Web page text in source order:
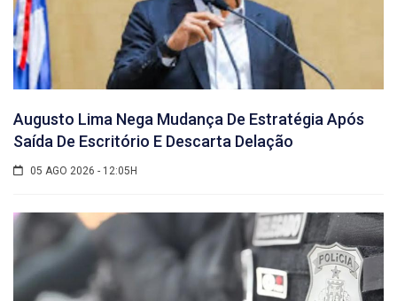
Augusto Lima Nega Mudança De Estratégia Após
Saída De Escritório E Descarta Delação
05 AGO 2026 - 12:05H